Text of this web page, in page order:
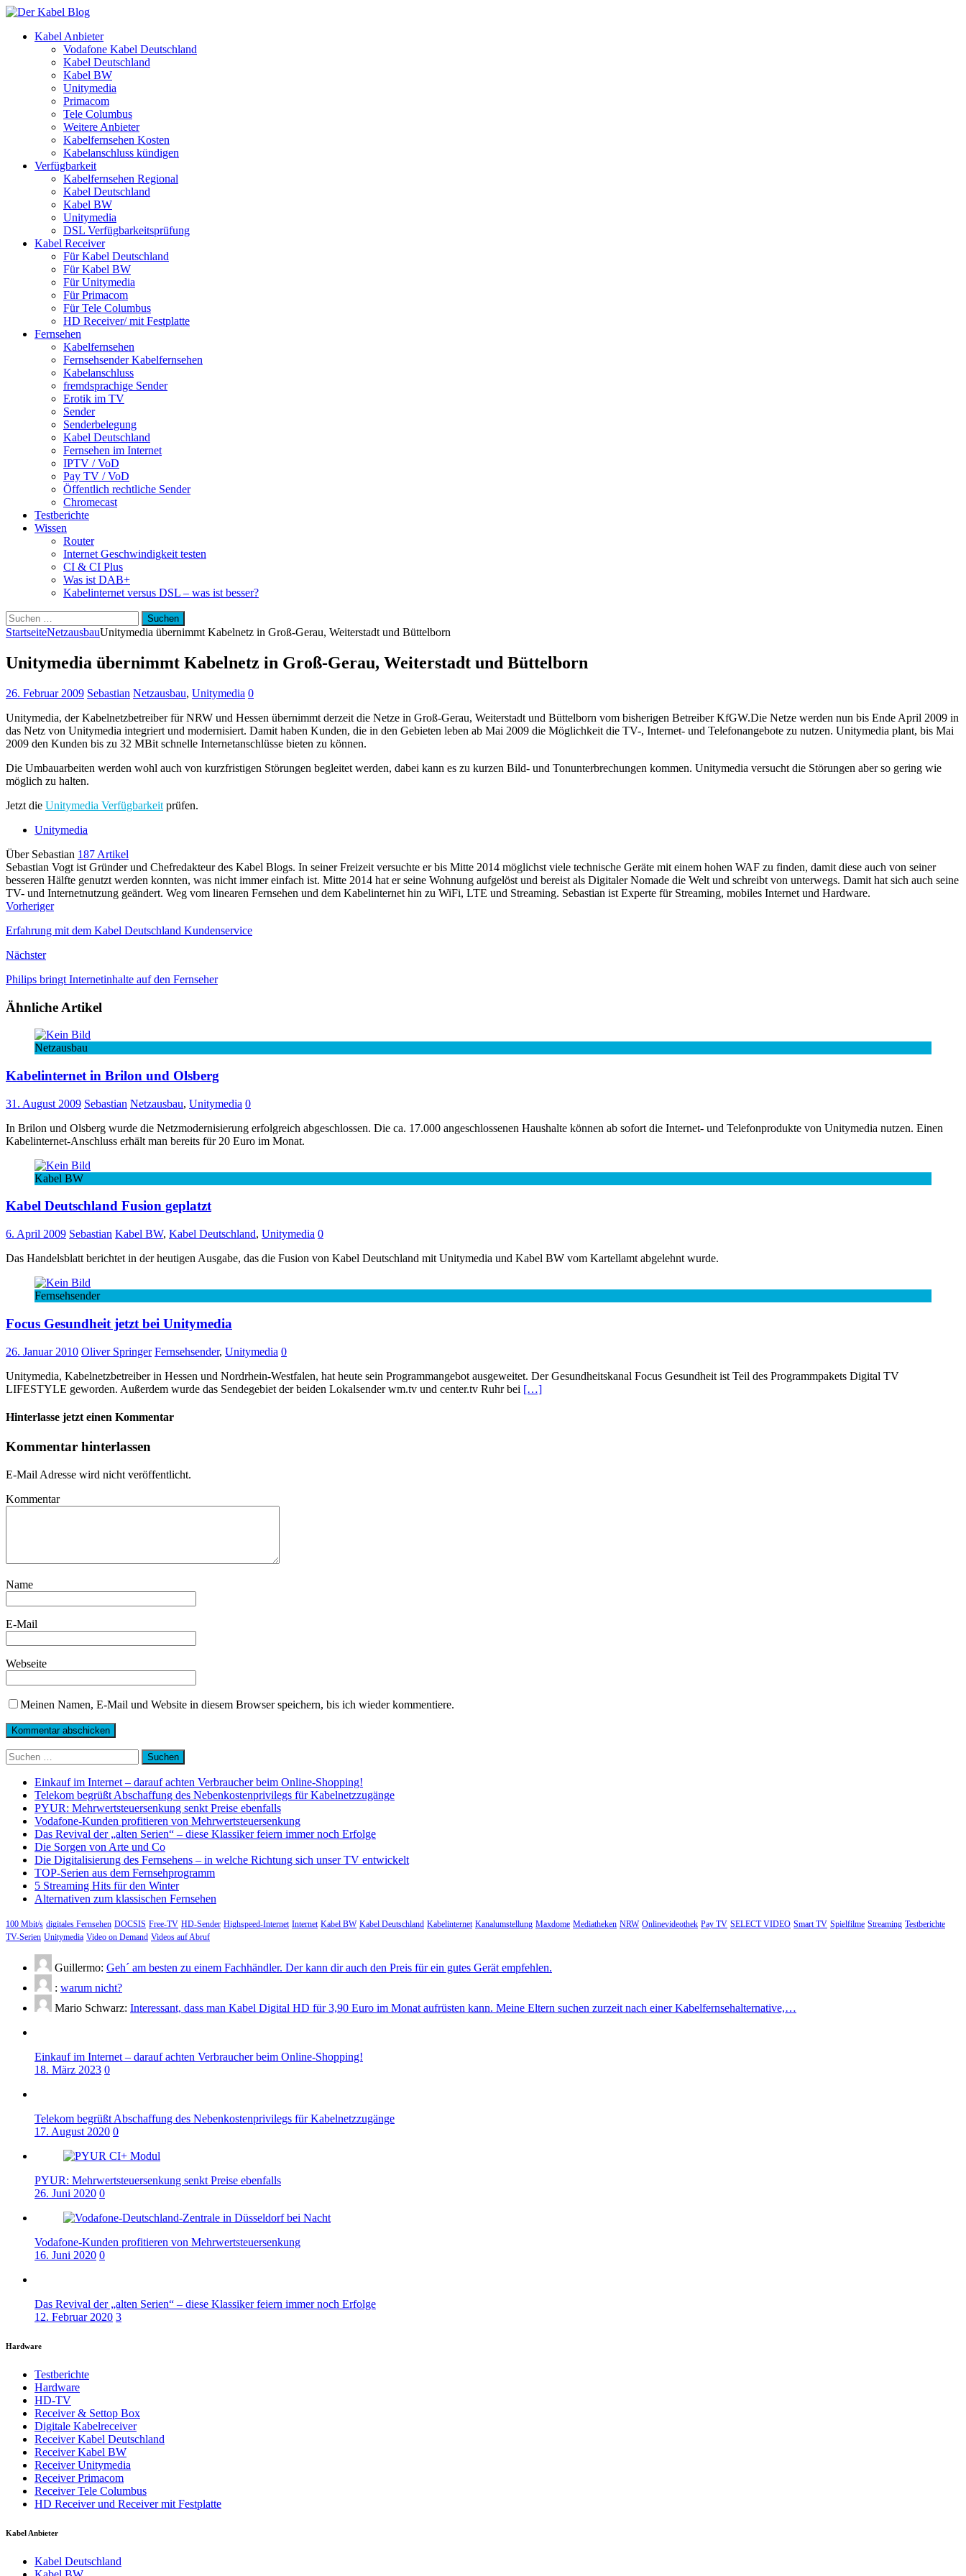
Kabel Anbieter
Vodafone Kabel Deutschland
Kabel Deutschland
Kabel BW
Unitymedia
Primacom
Tele Columbus
Weitere Anbieter
Kabelfernsehen Kosten
Kabelanschluss kündigen
Verfügbarkeit
Kabelfernsehen Regional
Kabel Deutschland
Kabel BW
Unitymedia
DSL Verfügbarkeitsprüfung
Kabel Receiver
Für Kabel Deutschland
Für Kabel BW
Für Unitymedia
Für Primacom
Für Tele Columbus
HD Receiver/ mit Festplatte
Fernsehen
Kabelfernsehen
Fernsehsender Kabelfernsehen
Kabelanschluss
fremdsprachige Sender
Erotik im TV
Sender
Senderbelegung
Kabel Deutschland
Fernsehen im Internet
IPTV / VoD
Pay TV / VoD
Öffentlich rechtliche Sender
Chromecast
Testberichte
Wissen
Router
Internet Geschwindigkeit testen
CI & CI Plus
Was ist DAB+
Kabelinternet versus DSL – was ist besser?
Suchen
nach:
StartseiteNetzausbauUnitymedia übernimmt Kabelnetz in Groß-Gerau, Weiterstadt und Büttelborn
Unitymedia übernimmt Kabelnetz in Groß-Gerau, Weiterstadt und Büttelborn
26. Februar 2009 Sebastian Netzausbau, Unitymedia 0
Unitymedia, der Kabelnetzbetreiber für NRW und Hessen übernimmt derzeit die Netze in Groß-Gerau, Weiterstadt und Büttelborn vom bisherigen Betreiber KfGW.Die Netze werden nun bis Ende April 2009 in
das Netz von Unitymedia integriert und modernisiert. Damit haben Kunden, die in den Gebieten leben ab Mai 2009 die Möglichkeit die TV-, Internet- und Telefonangebote zu nutzen. Unitymedia plant, bis Mai
2009 den Kunden bis zu 32 MBit schnelle Internetanschlüsse bieten zu können.
Die Umbauarbeiten werden wohl auch von kurzfristigen Störungen begleitet werden, dabei kann es zu kurzen Bild- und Tonunterbrechungen kommen. Unitymedia versucht die Störungen aber so gering wie
möglich zu halten.
Jetzt die Unitymedia Verfügbarkeit prüfen.
Unitymedia
Über Sebastian 187 Artikel
Sebastian Vogt ist Gründer und Chefredakteur des Kabel Blogs. In seiner Freizeit versuchte er bis Mitte 2014 möglichst viele technische Geräte mit einem hohen WAF zu finden, damit diese auch von seiner
besseren Hälfte genutzt werden konnten, was nicht immer einfach ist. Mitte 2014 hat er seine Wohnung aufgelöst und bereist als Digitaler Nomade die Welt und schreibt von unterwegs. Damit hat sich auch seine
TV- und Internetnutzung geändert. Weg vom linearen Fernsehen und dem Kabelinternet hin zu WiFi, LTE und Streaming. Sebastian ist Experte für Streaming, mobiles Internet und Hardware.
Vorheriger
Erfahrung mit dem Kabel Deutschland Kundenservice
Nächster
Philips bringt Internetinhalte auf den Fernseher
Ähnliche Artikel
Netzausbau
Kabelinternet in Brilon und Olsberg
31. August 2009 Sebastian Netzausbau, Unitymedia 0
In Brilon und Olsberg wurde die Netzmodernisierung erfolgreich abgeschlossen. Die ca. 17.000 angeschlossenen Haushalte können ab sofort die Internet- und Telefonprodukte von Unitymedia nutzen. Einen
Kabelinternet-Anschluss erhält man bereits für 20 Euro im Monat.
Kabel BW
Kabel Deutschland Fusion geplatzt
6. April 2009 Sebastian Kabel BW, Kabel Deutschland, Unitymedia 0
Das Handelsblatt berichtet in der heutigen Ausgabe, das die Fusion von Kabel Deutschland mit Unitymedia und Kabel BW vom Kartellamt abgelehnt wurde.
Fernsehsender
Focus Gesundheit jetzt bei Unitymedia
26. Januar 2010 Oliver Springer Fernsehsender, Unitymedia 0
Unitymedia, Kabelnetzbetreiber in Hessen und Nordrhein-Westfalen, hat heute sein Programmangebot ausgeweitet. Der Gesundheitskanal Focus Gesundheit ist Teil des Programmpakets Digital TV
LIFESTYLE geworden. Außerdem wurde das Sendegebiet der beiden Lokalsender wm.tv und center.tv Ruhr bei […]
Hinterlasse jetzt einen Kommentar
Kommentar hinterlassen
E-Mail Adresse wird nicht veröffentlicht.
Kommentar
Name
E-Mail
Webseite
Meinen Namen, E-Mail und Website in diesem Browser speichern, bis ich wieder kommentiere.
Suchen
nach:
Einkauf im Internet – darauf achten Verbraucher beim Online-Shopping!
Telekom begrüßt Abschaffung des Nebenkostenprivilegs für Kabelnetzzugänge
PYUR: Mehrwertsteuersenkung senkt Preise ebenfalls
Vodafone-Kunden profitieren von Mehrwertsteuersenkung
Das Revival der „alten Serien“ – diese Klassiker feiern immer noch Erfolge
Die Sorgen von Arte und Co
Die Digitalisierung des Fernsehens – in welche Richtung sich unser TV entwickelt
TOP-Serien aus dem Fernsehprogramm
5 Streaming Hits für den Winter
Alternativen zum klassischen Fernsehen
100 Mbit/s digitales Fernsehen DOCSIS Free-TV HD-Sender Highspeed-Internet Internet Kabel BW Kabel Deutschland Kabelinternet Kanalumstellung Maxdome Mediatheken NRW Onlinevideothek Pay TV SELECT VIDEO Smart TV Spielfilme Streaming Testberichte
TV-Serien Unitymedia Video on Demand Videos auf Abruf
Guillermo: Geh´ am besten zu einem Fachhändler. Der kann dir auch den Preis für ein gutes Gerät empfehlen.
: warum nicht?
Mario Schwarz: Interessant, dass man Kabel Digital HD für 3,90 Euro im Monat aufrüsten kann. Meine Eltern suchen zurzeit nach einer Kabelfernsehalternative,…
Einkauf im Internet – darauf achten Verbraucher beim Online-Shopping!
18. März 2023 0
Telekom begrüßt Abschaffung des Nebenkostenprivilegs für Kabelnetzzugänge
17. August 2020 0
PYUR: Mehrwertsteuersenkung senkt Preise ebenfalls
26. Juni 2020 0
Vodafone-Kunden profitieren von Mehrwertsteuersenkung
16. Juni 2020 0
Das Revival der „alten Serien“ – diese Klassiker feiern immer noch Erfolge
12. Februar 2020 3
Hardware
Testberichte
Hardware
HD-TV
Receiver & Settop Box
Digitale Kabelreceiver
Receiver Kabel Deutschland
Receiver Kabel BW
Receiver Unitymedia
Receiver Primacom
Receiver Tele Columbus
HD Receiver und Receiver mit Festplatte
Kabel Anbieter
Kabel Deutschland